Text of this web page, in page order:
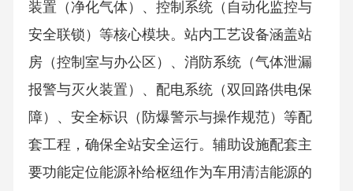
装置（净化气体）、控制系统（自动化监控与
安全联锁）等核心模块。站内工艺设备涵盖站
房（控制室与办公区）、消防系统（气体泄漏
报警与灭火装置）、配电系统（双回路供电保
障）、安全标识（防爆警示与操作规范）等配
套工程，确保全站安全运行。辅助设施配套主
要功能定位能源补给枢纽作为车用清洁能源的